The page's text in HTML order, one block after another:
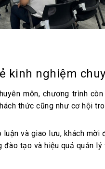
kinh nghiệm
môn, chương trình
thức cũng như cơ hội
luận và giao lưu, khách
đào tạo và hiệu quả quản